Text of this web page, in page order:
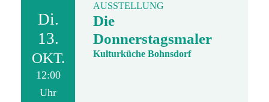
Di.
13.
OKT.
12:00
Uhr
AUSSTELLUNG
Die
Donnerstagsmaler
Kulturküche Bohnsdorf